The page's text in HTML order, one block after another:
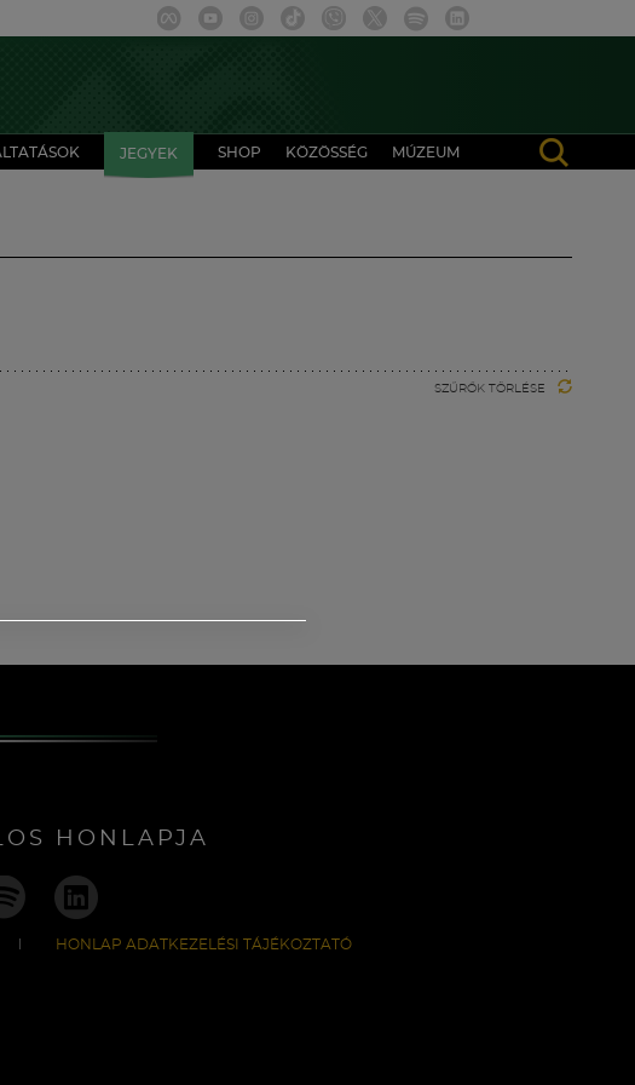
JEGYEK SHOP KÖZÖSSÉG MÚZEUM
SZŰRŐK TÖRLÉSE
HONLAPJA
HONLAP ADATKEZELÉSI TÁJÉKOZTATÓ